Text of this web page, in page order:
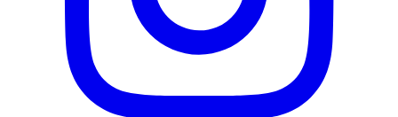
E-Mail-Adresse (optional)
Formular schliessen
Falsche Daten melden